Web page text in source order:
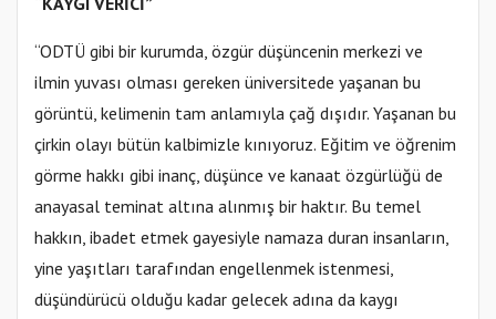
“ODTÜ gibi bir kurumda, özgür düşüncenin merkezi ve
ilmin yuvası olması gereken üniversitede yaşanan bu
görüntü, kelimenin tam anlamıyla çağ dışıdır. Yaşanan bu
çirkin olayı bütün kalbimizle kınıyoruz. Eğitim ve öğrenim
görme hakkı gibi inanç, düşünce ve kanaat özgürlüğü de
anayasal teminat altına alınmış bir haktır. Bu temel
hakkın, ibadet etmek gayesiyle namaza duran insanların,
yine yaşıtları tarafından engellenmek istenmesi,
düşündürücü olduğu kadar gelecek adına da kaygı